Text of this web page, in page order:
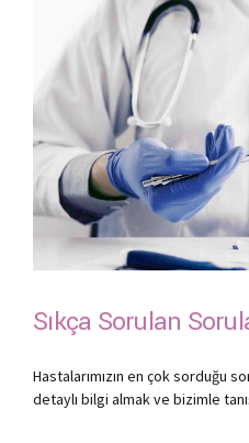
Sıkça Sorulan
Hastalarımızın en çok sorduğu
detaylı bilgi almak ve bizimle